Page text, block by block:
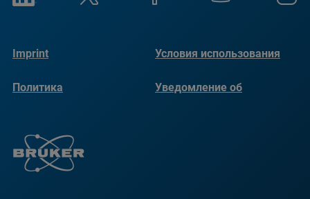
Imprint Условия использования
Политика
Уведомление об